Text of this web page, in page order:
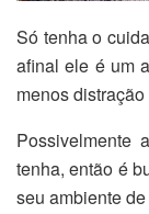
Só tenha o
afinal ele é um
menos distração
Possivelmente
tenha, então é
seu ambiente